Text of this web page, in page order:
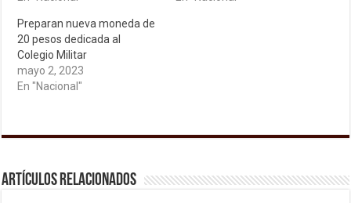
Preparan nueva moneda de
20 pesos dedicada al
Colegio Militar
mayo 2, 2023
En "Nacional"
Artículos relacionados